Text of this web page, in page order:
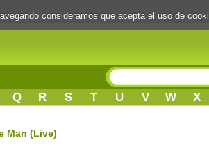
Q R S T U V W X
Man (Live)
consideramos que acepta el uso de